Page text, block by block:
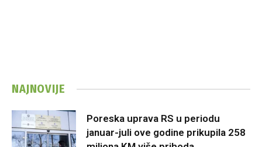
NAJNOVIJE
Poreska uprava RS u periodu
januar-juli ove godine prikupila 258